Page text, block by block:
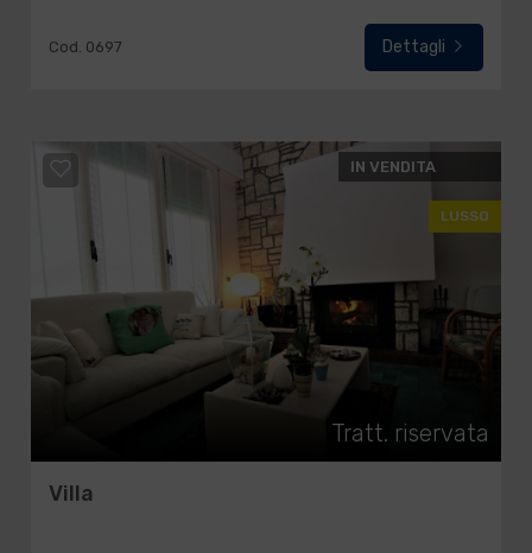
Cod. 0697 Dettagli
IN VENDITA
LUSSO
Tratt. riservata
Villa